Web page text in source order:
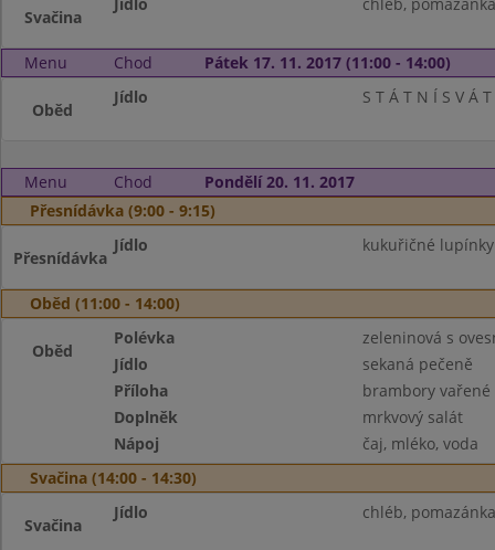
Svačina
Menu Chod Pátek 17. 11. 2017 (11:00 - 14:00)
Oběd
Jídlo S T Á T N Í S V Á T
Menu Chod
Pondělí 20. 11. 2017
Přesnídávka (9:00 - 9:15)
Přesnídávka
Jídlo kukuřičné
Oběd (11:00 - 14:00)
Oběd
Polévka
zeleninová s
Jídlo
sekaná pečeně
Příloha
brambory vařené
Doplněk
mrkvový salát
Nápoj
čaj, mléko, voda
Svačina (14:00 - 14:30)
Svačina
Jídlo chléb,